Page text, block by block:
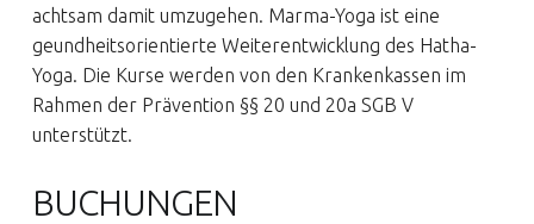
achtsam damit umzugehen. Marma-Yoga ist eine
geundheitsorientierte Weiterentwicklung des Hatha-
Yoga. Die Kurse werden von den Krankenkassen im
Rahmen der Prävention §§ 20 und 20a SGB V
unterstützt.
BUCHUNGEN